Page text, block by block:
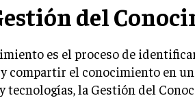
del
es el proceso de
compartir el conocimiento en
tecnologías, la Gestión del